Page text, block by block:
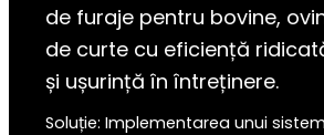
de furaje pentru bovine,
de curte cu eficiență
și ușurință în întreținere.
Soluție: Implementarea unui